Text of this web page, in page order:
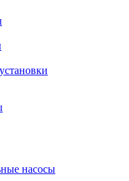
насосы